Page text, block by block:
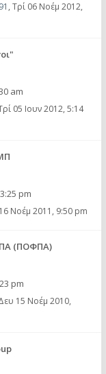
, Τρί 06 Νοέμ 2012,
am
05 Ιουν 2012, 5:14
pm
Νοέμ 2011, 9:50 pm
(ΠΟΦΠΑ)
pm
15 Νοέμ 2010,